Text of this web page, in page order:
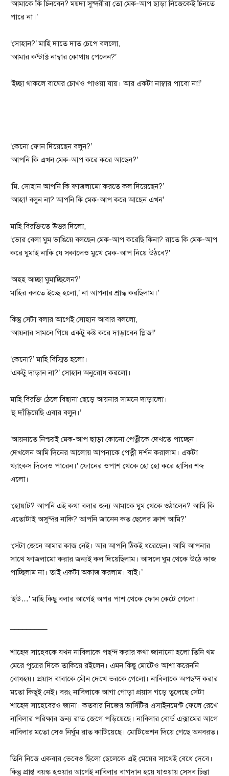
‘আমাকে কি চিনবেন? ময়দা সুন্দরীরা তো মেক-আপ ছাড়া নিজেকেই চিনতে
পারে না।’
‘সোহান?’ মাহি দাতে দাত চেপে বললো,
‘আমার কন্টাক্ট নাম্বার কোথায় পেলেন?’
‘ইচ্ছা থাকলে বাঘের চোখও পাওয়া যায়। আর একটা নাম্বার পাবো না!’
‘কেনো ফোন দিয়েছেন বলুন?’
‘আপনি কি এখন মেক-আপ করে করে আছেন?’
‘মি. সোহান আপনি কি ফাজলামো করতে কল দিয়েছেন?’
‘আহা! বলুন না? আপনি কি মেক-আপ করে আছেন এখন’
মাহি বিরক্তিতে উত্তর দিলো,
‘ভোর বেলা ঘুম ভাঙিয়ে বলছেন মেক-আপ করেছি কিনা? রাতে কি মেক-আপ
করে ঘুমাই নাকি যে সকালেও মুখে মেক-আপ নিয়ে উঠবে?’
‘অহহ আচ্ছা ঘুমাচ্ছিলেন?’
মাহির বলতে ইচ্ছে হলো,’ না আপনার শ্রাদ্ধ করছিলাম।’
কিন্তু সেটা বলার আগেই সোহান আবার বললো,
‘আয়নার সামনে গিয়ে একটু কষ্ট করে দাড়াবেন প্লিজ!’
‘কেনো?’ মাহি বিস্মিত হলো।
‘একটু দাড়ান না?’ সোহান অনুরোধ করলো।
মাহি বিরক্তি ঠেলে বিছানা ছেড়ে আয়নার সামনে দাড়ালো।
‘হু দাঁড়িয়েছি এবার বলুন।’
‘আয়নাতে নিশ্চয়ই মেক-আপ ছাড়া কোনো পেত্নীকে দেখতে পাচ্ছেন।
দেখলেন আমি দিনের আলোয় আপনাকে পেত্নী দর্শন করালাম। একটা
থ্যাংকস দিলেও পারেন।’ ফোনের ওপাশ থেকে হো হো করে হাসির শব্দ
এলো।
‘হোয়াট? আপনি এই কথা বলার জন্য আমাকে ঘুম থেকে ওঠালেন? আমি কি
এতোটাই অসুন্দর নাকি? আপনি জানেন কত ছেলের ক্রাশ আমি?’
‘সেটা জেনে আমার কাজ নেই। আর আপনি ঠিকই ধরেছেন। আমি আপনার
সাথে ফাজলামো করার জন্যই কল দিয়েছিলাম। আসলে ঘুম থেকে উঠে কাজ
পাচ্ছিলাম না। তাই একটা অকাজ করলাম। বাই।’
‘ইউ…’ মাহি কিছু বলার আগেই অপর পাশ থেকে ফোন কেটে গেলো।
শাহেদ সাহেবকে যখন নাবিলাকে পছন্দ করার কথা জানানো হলো তিনি থম
মেরে পুত্রের দিকে তাকিয়ে রইলেন। এমন কিছু মোটেও আশা করেননি
বোধহয়। প্রয়াস বাবাকে মৌন দেখে ভরকে গেলো। নাবিলাকে অপছন্দ করার
মতো কিছুই নেই। বরং নাবিলাকে আগা গোড়া প্রয়াস গড়ে তুলেছে সেটা
শাহেদ সাহেবেরও জানা। কতবার নিজের ভার্সিটির এসাইনমেন্ট ফেলে রেখে
নাবিলার পরিক্ষার জন্য রাত জেগে পড়িয়েছে। নাবিলার বোর্ড এক্সামের আগে
নাবিলার মতো সেও নির্ঘুম রাত কাটিয়েছে। মোটিভেশন দিয়ে গেছে অনবরত।
তিনি নিজে একবার ভেবেও ছিলো ছেলেকে এই মেয়ের সাথেই বেধে দেবে।
কিন্তু প্রাপ্ত বয়স্ক হওয়ার আগেই নাবিলার বাগদান হয়ে যাওয়ায় সেসব চিন্তা